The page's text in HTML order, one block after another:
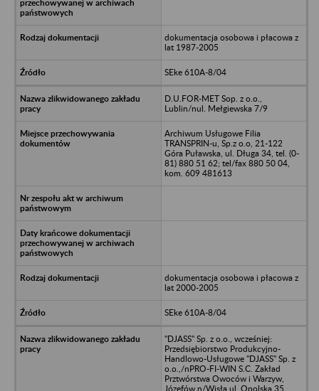
dokumentacja osobowa i płacowa z
lat 1987-2005
SEke 610A-8/04
D.U.FOR-MET Sop. z o.o.,
Lublin/nul. Mełgiewska 7/9
Archiwum Usługowe Filia
TRANSPRIN-u, Sp.z o.o, 21-122
Góra Puławska, ul. Długa 34, tel. (0-
81) 880 51 62; tel/fax 880 50 04,
kom. 609 481613
dokumentacja osobowa i płacowa z
lat 2000-2005
SEke 610A-8/04
"DJASS" Sp. z o.o., wcześniej:
Przedsiębiorstwo Produkcyjno-
Handlowo-Usługowe "DJASS" Sp. z
o.o.,/nPRO-FI-WIN S.C. Zakład
Prztwórstwa Owoców i Warzyw,
Józefów n/Wisłą ul. Opolska 35